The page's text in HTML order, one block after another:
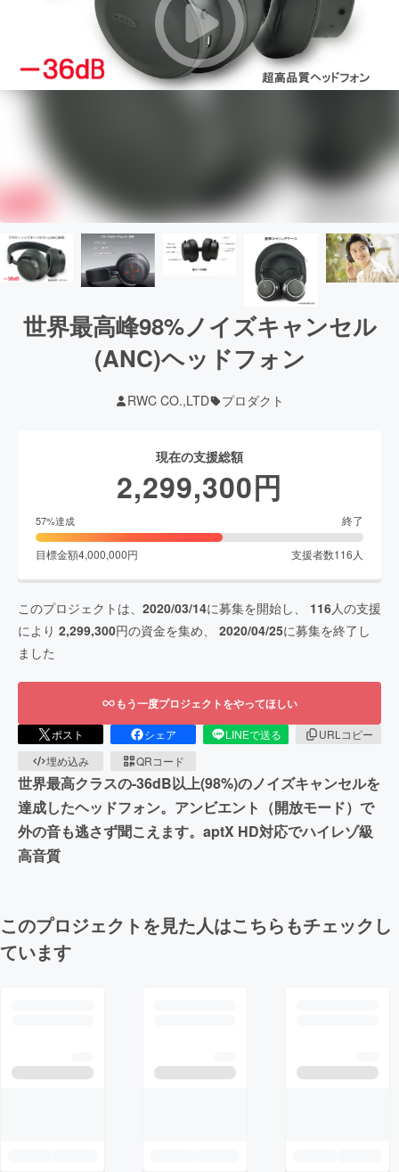
世界最高峰98%ノイズキャンセル
(ANC)ヘッドフォン
RWC CO.,LTD プロダクト
現在の支援総額
2,299,300円
57%達成 終了
目標金額4,000,000円 支援者数116 人
このプロジェクトは、 2020/03/14に募集を開始し、 116人の支援
により 2,299,300円の資金を集め、 2020/04/25に募集を終了し
ました
もう一度プロジェクトをやってほしい
ポスト シェア LINEで送る
URLコピー
埋め込み
QRコード
世界最高クラスの-36dB以上(98%)のノイズキャンセルを
達成したヘッドフォン。アンビエント（開放モード）で
外の音も逃さず聞こえます。aptX HD対応でハイレゾ級
高音質
このプロジェクトを見た人はこちらもチェックし
ています